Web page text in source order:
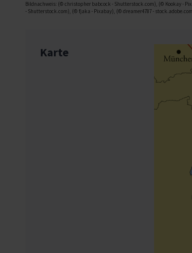
Bildnachweis: (© christopher babcock - Shutterstock.com), (© Kookay -
- Shutterstock.com), (© fjaka - Pixabay), (© dreamer4787 -
Karte